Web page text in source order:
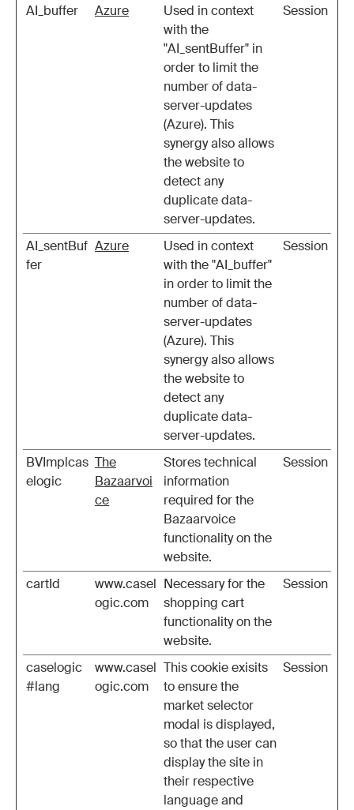
AI_buffer Azure
Used in context
with the
"AI_sentBuffer" in
order to limit the
number of data-
server-updates
(Azure). This
synergy also allows
the website to
detect any
duplicate data-
server-updates.
Session
AI_sentBuf
fer
Azure
Used in context
with the "AI_buffer"
in order to limit the
number of data-
server-updates
(Azure). This
synergy also allows
the website to
detect any
duplicate data-
server-updates.
Session
BVImplcas
elogic
The
Bazaarvoi
ce
Stores technical
information
required for the
Bazaarvoice
functionality on the
website.
Session
cartId
www.casel
ogic.com
Necessary for the
shopping cart
functionality on the
website.
Session
caselogic
#lang
www.casel
ogic.com
This cookie exisits
to ensure the
market selector
modal is displayed,
so that the user can
display the site in
their respective
language and
Session